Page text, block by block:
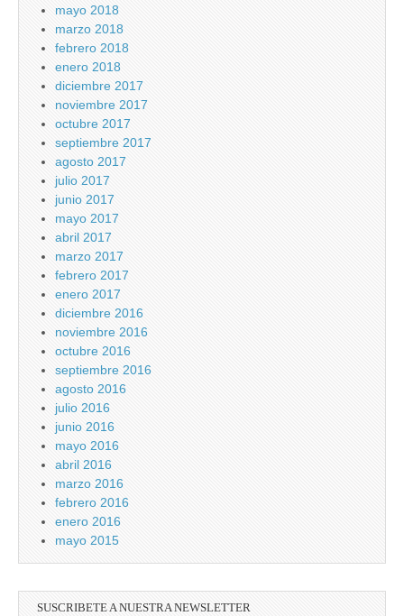
mayo 2018
marzo 2018
febrero 2018
enero 2018
diciembre 2017
noviembre 2017
octubre 2017
septiembre 2017
agosto 2017
julio 2017
junio 2017
mayo 2017
abril 2017
marzo 2017
febrero 2017
enero 2017
diciembre 2016
noviembre 2016
octubre 2016
septiembre 2016
agosto 2016
julio 2016
junio 2016
mayo 2016
abril 2016
marzo 2016
febrero 2016
enero 2016
mayo 2015
SUSCRIBETE A NUESTRA NEWSLETTER